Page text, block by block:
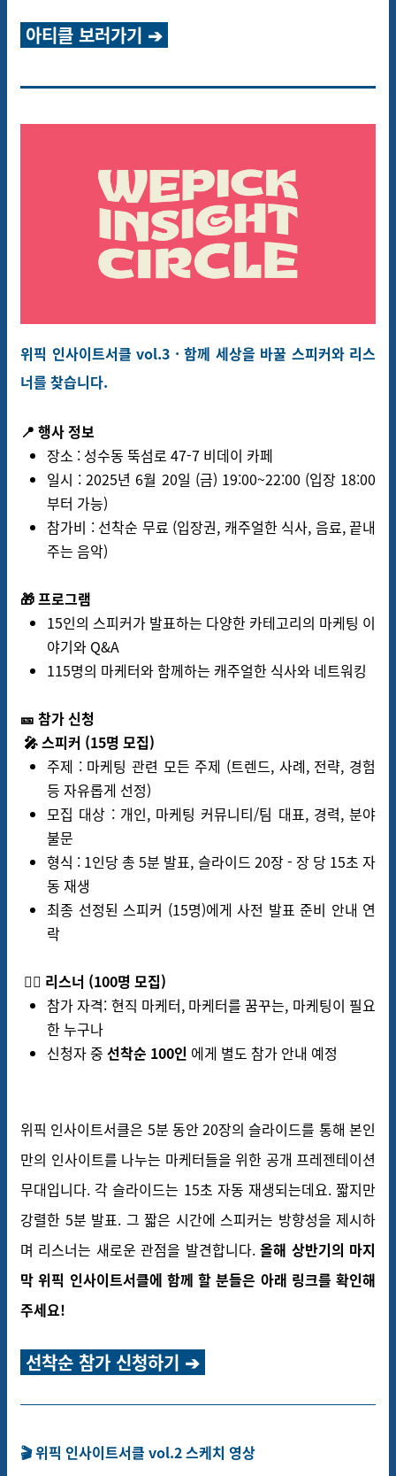
아티클 보러가기 ➔
위픽 인사이트서클 vol.3 · 함께 세상을 바꿀 스피커와 리스
너를 찾습니다.
📍 행사 정보
장소 : 성수동 뚝섬로 47-7 비데이 카페
일시 : 2025년 6월 20일 (금) 19:00~22:00 (입장 18:00
부터 가능)
참가비 : 선착순 무료 (입장권, 캐주얼한 식사, 음료, 끝내
주는 음악)
🎁 프로그램
15인의 스피커가 발표하는 다양한 카테고리의 마케팅 이
야기와 Q&A
115명의 마케터와 함께하는 캐주얼한 식사와 네트워킹
🎫 참가 신청
🎤 스피커 (15명 모집)
주제 : 마케팅 관련 모든 주제 (트렌드, 사례, 전략, 경험
등 자유롭게 선정)
모집 대상 : 개인, 마케팅 커뮤니티/팀 대표, 경력, 분야
불문
형식 : 1인당 총 5분 발표, 슬라이드 20장 - 장 당 15초 자
동 재생
최종 선정된 스피커 (15명)에게 사전 발표 준비 안내 연
락
🙋‍♂️ 리스너 (100명 모집)
참가 자격: 현직 마케터, 마케터를 꿈꾸는, 마케팅이 필요
한 누구나
신청자 중 선착순 100인 에게 별도 참가 안내 예정
위픽 인사이트서클은 5분 동안 20장의 슬라이드를 통해 본인
만의 인사이트를 나누는 마케터들을 위한 공개 프레젠테이션
무대입니다. 각 슬라이드는 15초 자동 재생되는데요. 짧지만
강렬한 5분 발표. 그 짧은 시간에 스피커는 방향성을 제시하
며 리스너는 새로운 관점을 발견합니다.올해 상반기의 마지
막 위픽 인사이트서클에 함께 할 분들은 아래 링크를 확인해
주세요!
선착순 참가 신청하기 ➔
🎬 위픽 인사이트서클 vol.2 스케치 영상